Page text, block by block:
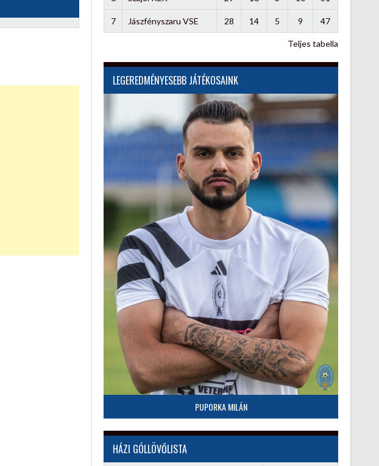
7 Jászfényszaru VSE 28 14 5 9 47
Teljes tabella
LEGEREDMÉNYESEBB JÁTÉKOSAINK
PUPORKA MILÁN
HÁZI GÓLLÖVŐLISTA